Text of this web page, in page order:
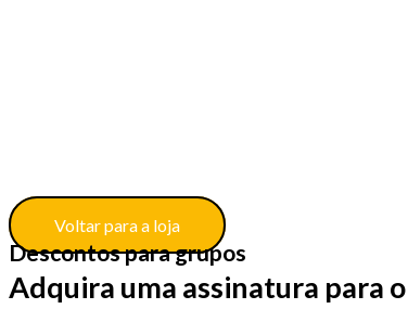
Voltar para a loja
Descontos para grupos
Adquira uma assinatura para